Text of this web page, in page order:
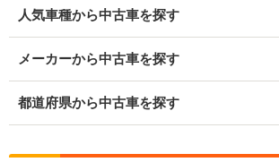
人気車種から中古車を探す
メーカーから中古車を探す
都道府県から中古車を探す